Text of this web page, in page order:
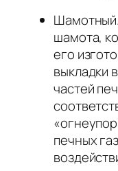
шамота,
его
выкладки
частей
печных